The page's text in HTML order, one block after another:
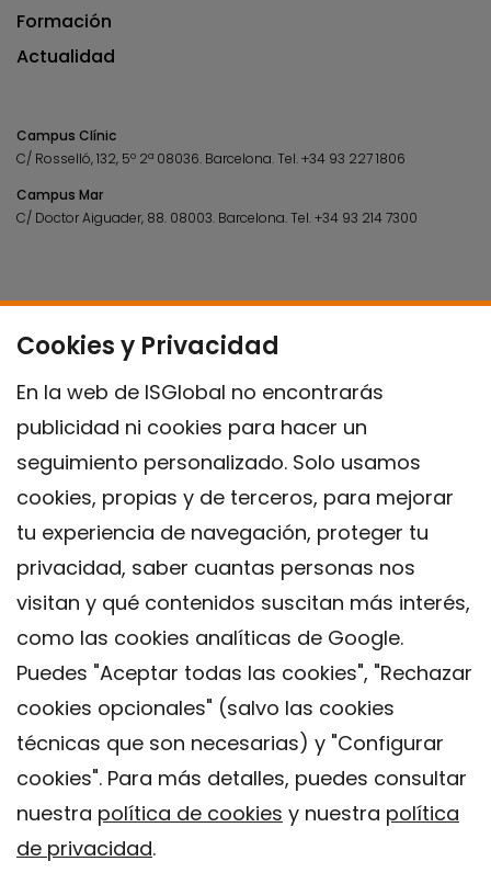
Cookies y Privacidad
En la web de ISGlobal no encontrarás
publicidad ni cookies para hacer un
seguimiento personalizado. Solo usamos
cookies, propias y de terceros, para mejorar
tu experiencia de navegación, proteger tu
privacidad, saber cuantas personas nos
visitan y qué contenidos suscitan más interés,
como las cookies analíticas de Google.
Puedes "Aceptar todas las cookies", "Rechazar
cookies opcionales" (salvo las cookies
técnicas que son necesarias) y "Configurar
cookies". Para más detalles, puedes consultar
nuestra política de cookies y nuestra política
de privacidad.
Formación
Actualidad
Campus Clínic
C/ Rosselló, 132, 5º 2ª 08036. Barcelona.Tel.+34 93 227 1806
Campus Mar
C/ Doctor Aiguader, 88. 08003. Barcelona.Tel.+34 93 214 7300
Contacto
Política de privacidad
Política de Cookies